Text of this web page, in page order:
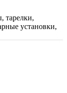
тарелки,
установки,